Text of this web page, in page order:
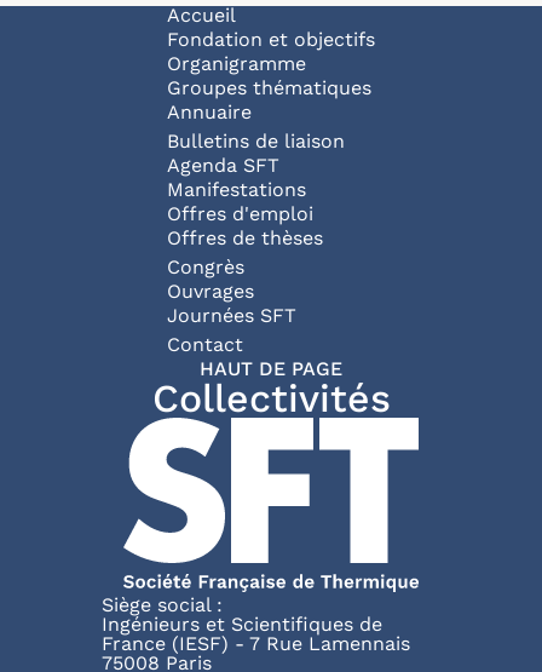
Navigation principale
Accueil
Fondation et objectifs
Organigramme
Groupes thématiques
Annuaire
Bulletins de liaison
Agenda SFT
Manifestations
Offres d'emploi
Offres de thèses
Congrès
Ouvrages
Journées SFT
Pied de page
Contact
HAUT DE PAGE
Collectivités
Siège social :
Ingénieurs et Scientifiques de
France (IESF) - 7 Rue Lamennais
75008 Paris